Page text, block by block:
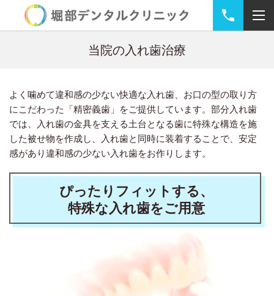
当院の入れ歯治療
よく噛めて違和感の少ない快適な入れ歯、お口の型の取り方
にこだわった「精密義歯」をご提供しています。部分入れ歯
では、入れ歯の金具を支える土台となる歯に特殊な構造を施
した被せ物を作成し、入れ歯と同時に装着することで、安定
感があり違和感の少ない入れ歯をお作りします。
ぴったりフィットする、
特殊な入れ歯をご用意